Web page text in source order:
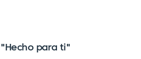
especializa en la
a todo el mundo,
para ti"